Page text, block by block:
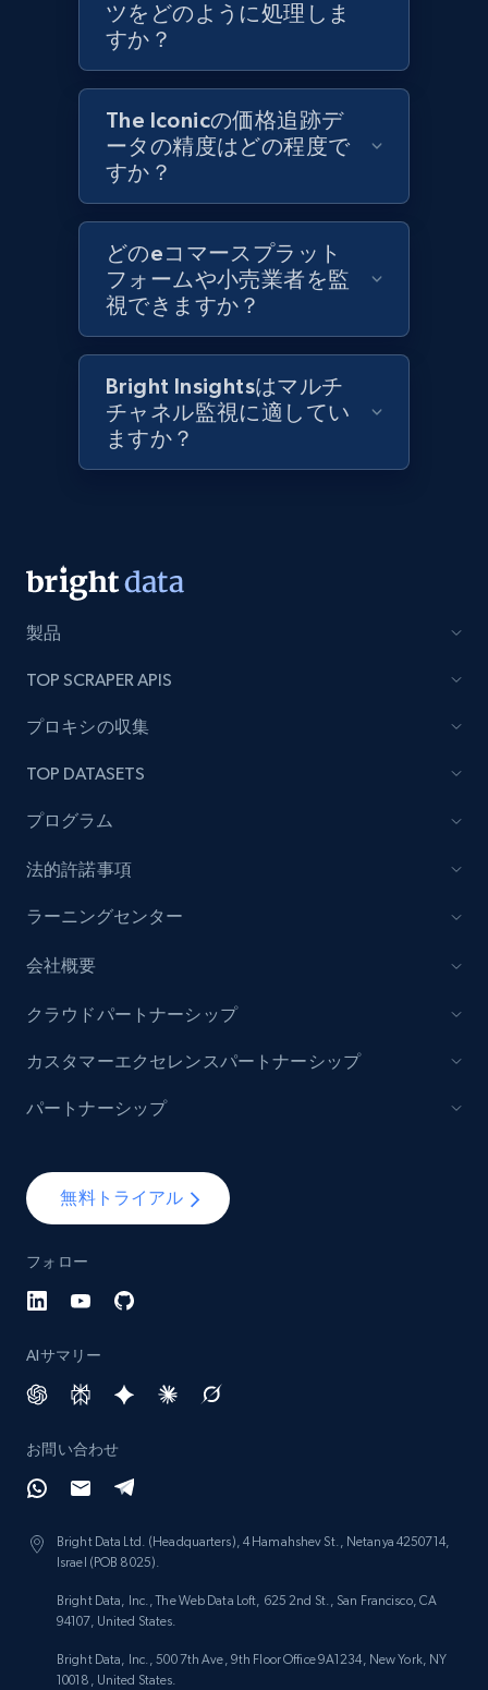
Zara - Products - discovery by category url
Category id, Product id, Product name, Price,
Currency, Colour code, Colour, Description, and
1.2K+
Best Buy products
URL, Product id, Title, Images, Final price,
Currency, Discount, Initial price, and more.
1.1K+ 149+ 今すぐ始める
URL, Product id, Title, Images, Final price,
Currency, Discount, Initial price, and more.
URL, Title, Rating, Reviews, Initial price, Final
price, Currency, Stock, and more.
991+
Lazada - Products - Discover products by
price, Currency, Stock, and more.
991+
Lazada - Products - Discover products by
price, Currency, Stock, and more.
Lazada - Products - Discover products by
seller URL
URL, Title, Rating, Reviews, Initial price, Final
price, Currency, Stock, and more.
991+ 165+
ツをどのように処理しま
すか？
The Iconicの価格追跡デ
ータの精度はどの程度で
すか？
どのeコマースプラット
フォームや小売業者を監
視できますか？
Bright Insightsはマルチ
チャネル監視に適してい
ますか？
製品
TOP SCRAPER APIS
プロキシの収集
TOP DATASETS
プログラム
法的許諾事項
ラーニングセンター
会社概要
無料トライアル
フォロー
AIサマリー
お問い合わせ
Bright Data Ltd. (Headquarters), 4 Hamahshev St., Netanya 4250714,
Israel (POB 8025).
Bright Data, Inc., The Web Data Loft, 625 2nd St., San Francisco, CA
94107, United States.
Bright Data, Inc., 500 7th Ave, 9th Floor Office 9A1234, New York, NY
10018, United States.
クラウドパートナーシップ
カスタマーエクセレンスパートナーシップ
パートナーシップ